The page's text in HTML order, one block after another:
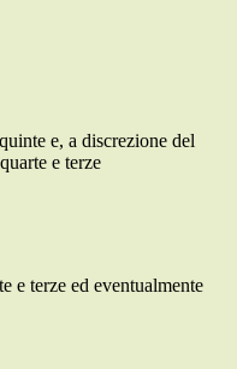
e, a discrezione del
e terze
e terze ed eventualmente